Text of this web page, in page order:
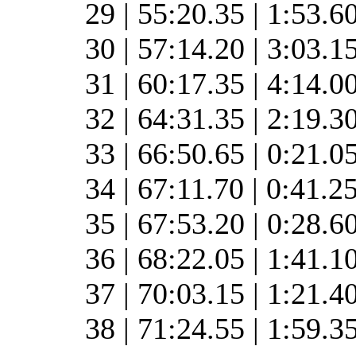
29 | 55:20.35 |
30 | 57:14.20 |
31 | 60:17.35 |
32 | 64:31.35 |
33 | 66:50.65 |
34 | 67:11.70 |
35 | 67:53.20 |
36 | 68:22.05 |
37 | 70:03.15 |
38 | 71:24.55 |